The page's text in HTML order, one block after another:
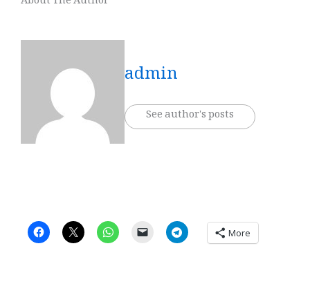
admin
See author's posts
More